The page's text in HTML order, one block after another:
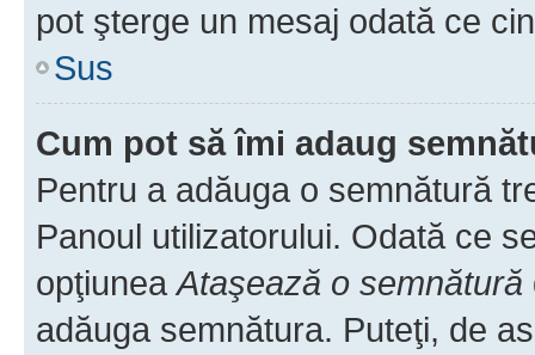
pot şterge un mesaj odată ce
Sus
Cum pot să îmi adaug
Pentru a adăuga o semnătură
Panoul utilizatorului. Odată ce
opţiuneaAtaşează o semnătură
adăuga semnătura. Puteţi, de